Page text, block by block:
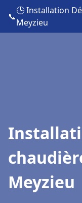
📞
🕒 Installation
Meyzieu
Meyzieu